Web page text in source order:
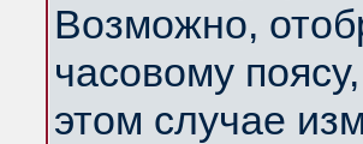
Возможно,
часовому
этом случае